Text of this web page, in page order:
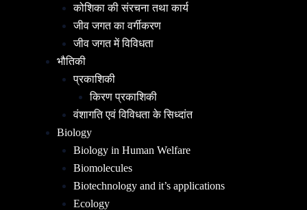
कोशिका की संरचना तथा कार्य
जीव जगत का वर्गीकरण
जीव जगत में विविधता
भौतिकी
प्रकाशिकी
किरण प्रकाशिकी
वंशागति एवं विविधता के सिध्दांत
Biology
Biology in Human Welfare
Biomolecules
Biotechnology and it’s applications
Ecology